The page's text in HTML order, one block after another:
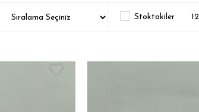
Stoktakiler